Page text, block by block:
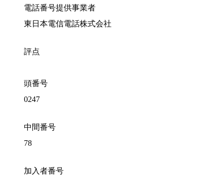
電話番号提供事業者
東日本電信電話株式会社
評点
頭番号
0247
中間番号
78
加入者番号